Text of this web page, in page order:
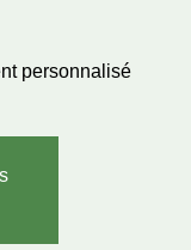
personnalisé